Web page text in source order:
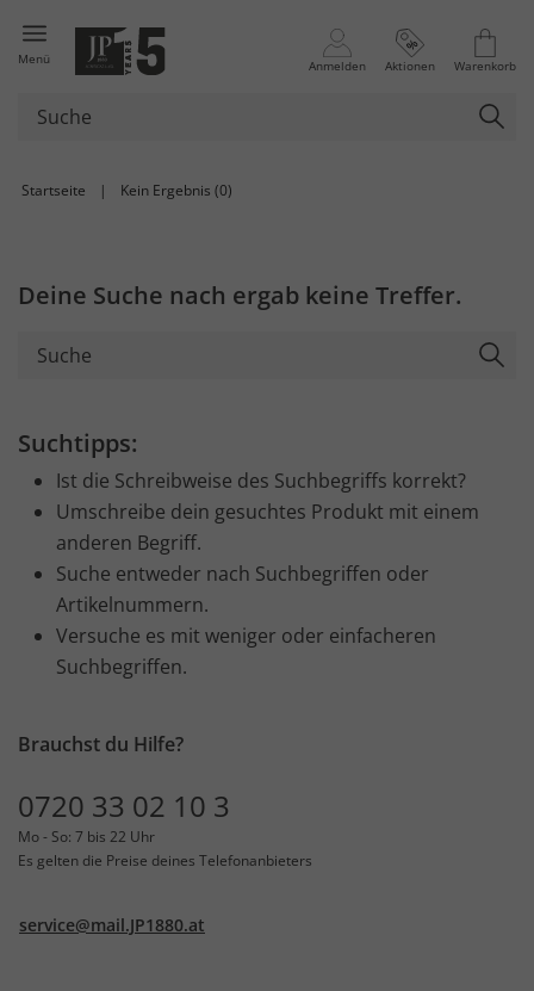
Menü Anmelden Aktionen Warenkorb
Startseite | Kein Ergebnis (0)
Deine Suche nach ergab keine Treffer.
Suchtipps:
Ist die Schreibweise des Suchbegriffs korrekt?
Umschreibe dein gesuchtes Produkt mit einem
anderen Begriff.
Suche entweder nach Suchbegriffen oder
Artikelnummern.
Versuche es mit weniger oder einfacheren
Suchbegriffen.
Brauchst du Hilfe?
0720 33 02 10 3
Mo - So: 7 bis 22 Uhr
Es gelten die Preise deines Telefonanbieters
service@mail.JP1880.at